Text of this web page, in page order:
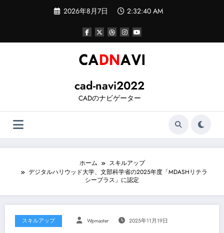
ツ
2026年8月7日 2:32:41 AM
cad-navi2022
CADのナビゲーター
ホーム
スキルアップ
デジタルハリウッド大学、文部科学省の2025年度「MDASHリテラ
シープラス」に認定
スキルアップ Wpmaster 2025年11月19日